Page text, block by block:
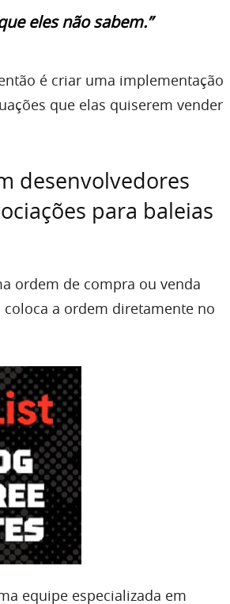
eles não sabem.”
é criar uma implementação
que elas quiserem vender
desenvolvedores
para baleias
ordem de compra ou venda
a ordem diretamente no
equipe especializada em